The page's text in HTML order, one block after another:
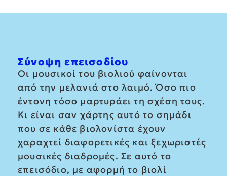
Σύνοψη επεισοδίου
Οι μουσικοί του βιολιού φαίνονται
από την μελανιά στο λαιμό. Όσο πιο
έντονη τόσο μαρτυράει τη σχέση τους.
Κι είναι σαν χάρτης αυτό το σημάδι
που σε κάθε βιολονίστα έχουν
χαραχτεί διαφορετικές και ξεχωριστές
μουσικές διαδρομές. Σε αυτό το
επεισόδιο, με αφορμή το βιολί